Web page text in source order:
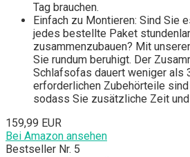
Tag brauchen.
Einfach zu Montieren: Sind Sie
jedes bestellte Paket
zusammenzubauen? Mit
Sie rundum beruhigt. Der
Schlafsofas dauert weniger als
erforderlichen Zubehörteile
sodass Sie zusätzliche Zeit
159,99 EUR
Bei Amazon ansehen
Bestseller Nr. 5